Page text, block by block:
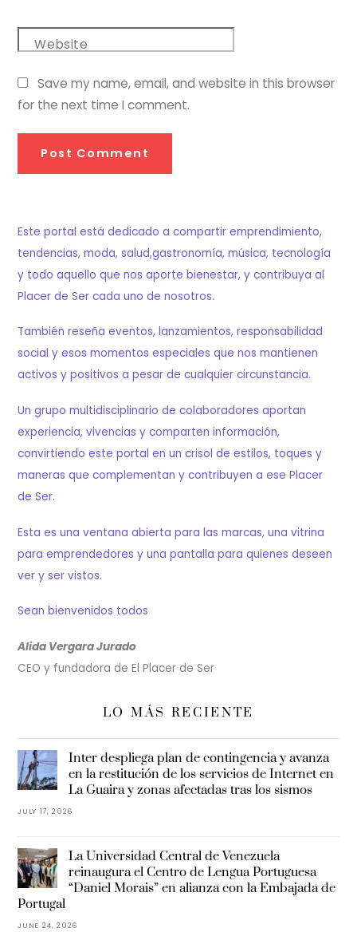
Website
Save my name, email, and website in this browser
for the next time I comment.
Este portal está dedicado a compartir emprendimiento,
tendencias, moda, salud,gastronomía, música, tecnología
y todo aquello que nos aporte bienestar, y contribuya al
Placer de Ser cada uno de nosotros.
También reseña eventos, lanzamientos, responsabilidad
social y esos momentos especiales que nos mantienen
activos y positivos a pesar de cualquier circunstancia.
Un grupo multidisciplinario de colaboradores aportan
experiencia, vivencias y comparten información,
convirtiendo este portal en un crisol de estilos, toques y
maneras que complementan y contribuyen a ese Placer
de Ser.
Esta es una ventana abierta para las marcas, una vitrina
para emprendedores y una pantalla para quienes deseen
ver y ser vistos.
Sean bienvenidos todos
Alida Vergara Jurado
CEO y fundadora de El Placer de Ser
LO MÁS RECIENTE
Inter despliega plan de contingencia y avanza
en la restitución de los servicios de Internet en
La Guaira y zonas afectadas tras los sismos
JULY 17, 2026
La Universidad Central de Venezuela
reinaugura el Centro de Lengua Portuguesa
“Daniel Morais” en alianza con la Embajada de
Portugal
JUNE 24, 2026